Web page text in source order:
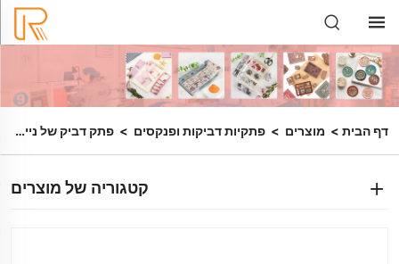
דף הבית > מוצרים > פתקיות דביקות ופנקסים > פתק דביק של נייר כתיבה
קטגוריה של מוצרים